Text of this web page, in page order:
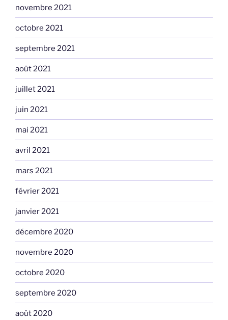
novembre 2021
octobre 2021
septembre 2021
août 2021
juillet 2021
juin 2021
mai 2021
avril 2021
mars 2021
février 2021
janvier 2021
décembre 2020
novembre 2020
octobre 2020
septembre 2020
août 2020